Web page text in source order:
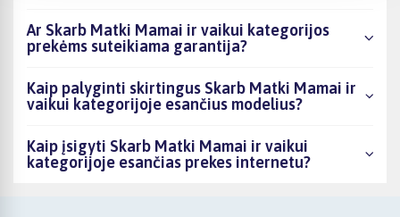
Ar Skarb Matki Mamai ir vaikui kategorijos
prekėms suteikiama garantija?
Kaip palyginti skirtingus Skarb Matki Mamai ir
vaikui kategorijoje esančius modelius?
Kaip įsigyti Skarb Matki Mamai ir vaikui
kategorijoje esančias prekes internetu?